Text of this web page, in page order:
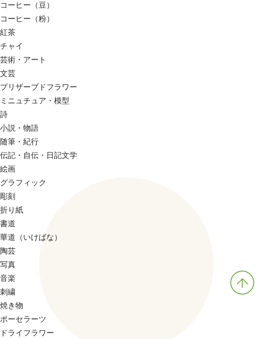
コーヒー（豆）
コーヒー（粉）
紅茶
チャイ
芸術・アート
文芸
プリザーブドフラワー
ミニュチュア・模型
詩
小説・物語
随筆・紀行
伝記・自伝・日記文学
絵画
グラフィック
彫刻
折り紙
書道
華道（いけばな）
陶芸
写真
音楽
刺繍
焼き物
ポーセラーツ
ドライフラワー